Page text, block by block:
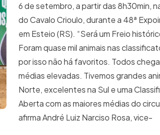
6 de setembro, a partir das 8h30min,
do Cavalo Crioulo, durante a 48ª
em Esteio (RS). “Será um Freio
Foram quase mil animais nas
por isso não há favoritos. Todos
médias elevadas. Tivemos grandes
Norte, excelentes na Sul e uma
Aberta com as maiores médias do
afirma André Luiz Narciso Rosa, vice-